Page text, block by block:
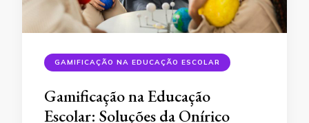
GAMIFICAÇÃO NA EDUCAÇÃO ESCOLAR
Gamificação na Educação
Escolar: Soluções da Onírico